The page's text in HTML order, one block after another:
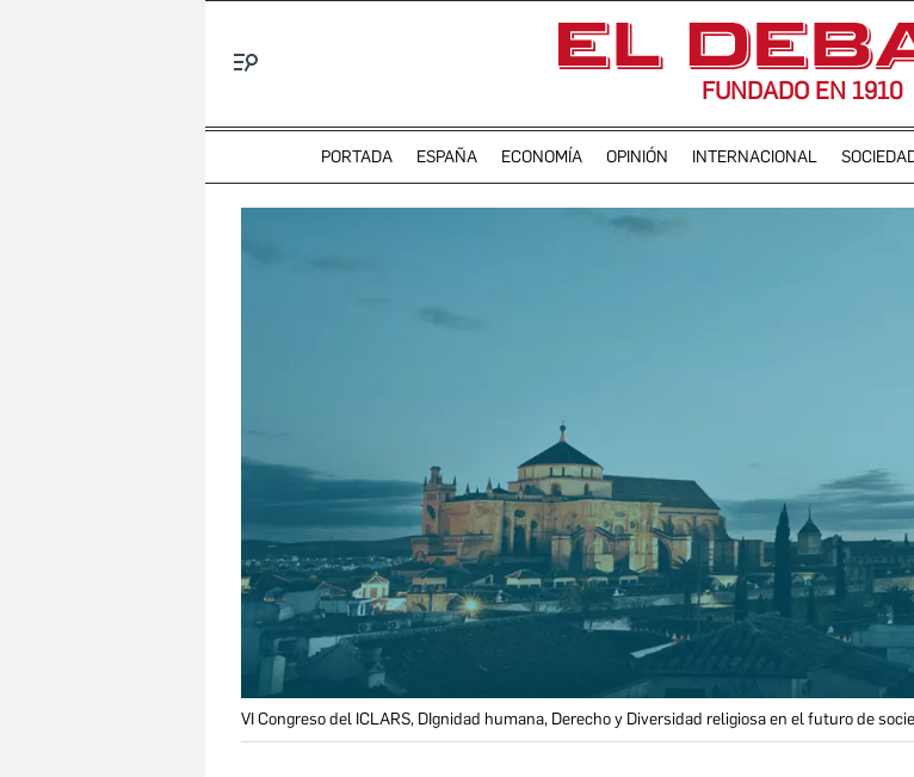
FUNDADO EN 1910
PORTADA ESPAÑA ECONOMÍA OPINIÓN INTERNACIONAL
VI Congreso del ICLARS, DIgnidad humana, Derecho y Diversidad religiosa en el futuro de